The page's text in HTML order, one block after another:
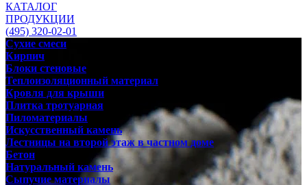
КАТАЛОГ
ПРОДУКЦИИ
(495) 320-02-01
Сухие смеси
Кирпич
Блоки стеновые
Теплоизоляционный материал
Кровля для крыши
Плитка тротуарная
Пиломатериалы
Искусственный камень
Лестницы на второй этаж в частном доме
Бетон
Натуральный камень
Сыпучие материалы